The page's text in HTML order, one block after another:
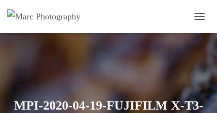
MPI-2020-04-19-FUJIFILM X-T3-